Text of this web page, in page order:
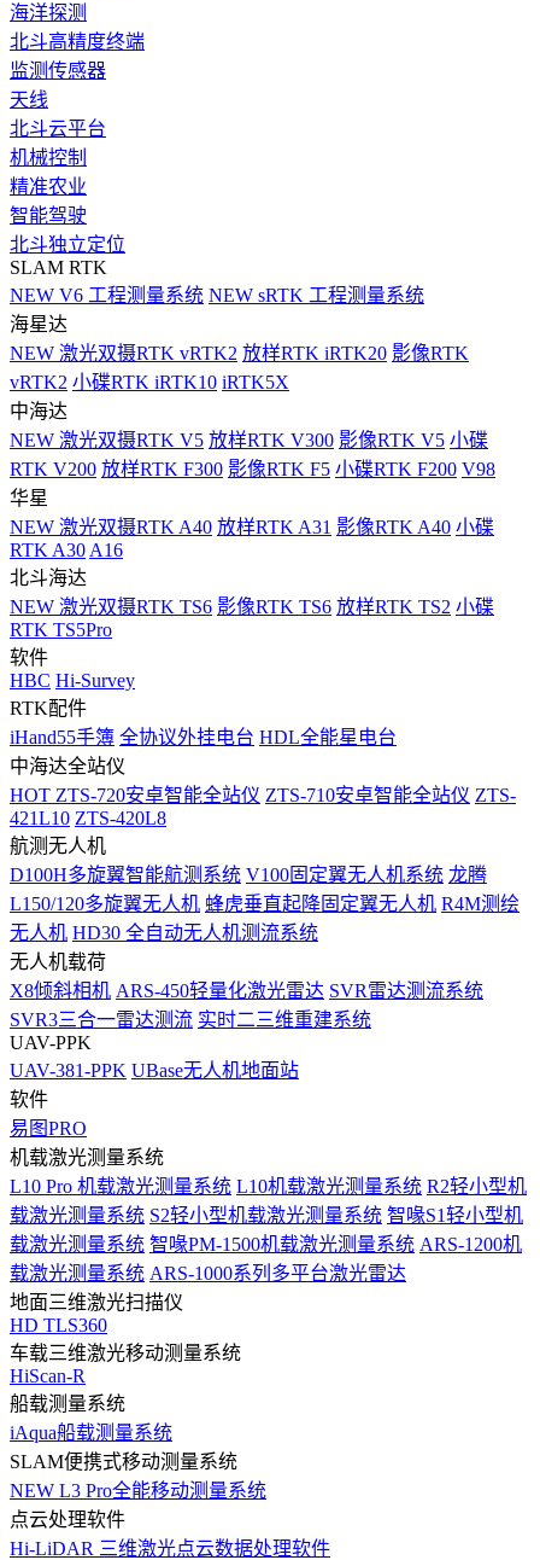
海洋探测
北斗高精度终端
监测传感器
天线
北斗云平台
机械控制
精准农业
智能驾驶
北斗独立定位
SLAM RTK
NEW V6 工程测量系统 NEW sRTK 工程测量系统
海星达
NEW 激光双摄RTK vRTK2 放样RTK iRTK20 影像RTK
vRTK2 小碟RTK iRTK10 iRTK5X
中海达
NEW 激光双摄RTK V5 放样RTK V300 影像RTK V5 小碟
RTK V200 放样RTK F300 影像RTK F5 小碟RTK F200 V98
华星
NEW 激光双摄RTK A40 放样RTK A31 影像RTK A40 小碟
RTK A30 A16
北斗海达
NEW 激光双摄RTK TS6 影像RTK TS6 放样RTK TS2 小碟
RTK TS5Pro
软件
HBC Hi-Survey
RTK配件
iHand55手簿 全协议外挂电台 HDL全能星电台
中海达全站仪
HOT ZTS-720安卓智能全站仪 ZTS-710安卓智能全站仪 ZTS-
421L10 ZTS-420L8
航测无人机
D100H多旋翼智能航测系统 V100固定翼无人机系统 龙腾
L150/120多旋翼无人机 蜂虎垂直起降固定翼无人机 R4M测绘
无人机 HD30 全自动无人机测流系统
无人机载荷
X8倾斜相机 ARS-450轻量化激光雷达 SVR雷达测流系统
SVR3三合一雷达测流 实时二三维重建系统
UAV-PPK
UAV-381-PPK UBase无人机地面站
软件
易图PRO
机载激光测量系统
L10 Pro 机载激光测量系统 L10机载激光测量系统 R2轻小型机
载激光测量系统 S2轻小型机载激光测量系统 智喙S1轻小型机
载激光测量系统 智喙PM-1500机载激光测量系统 ARS-1200机
载激光测量系统 ARS-1000系列多平台激光雷达
地面三维激光扫描仪
HD TLS360
车载三维激光移动测量系统
HiScan-R
船载测量系统
iAqua船载测量系统
SLAM便携式移动测量系统
NEW L3 Pro全能移动测量系统
点云处理软件
Hi-LiDAR 三维激光点云数据处理软件